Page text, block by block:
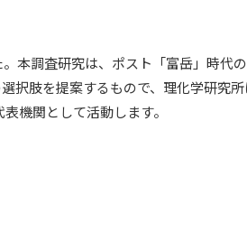
本調査研究は、ポスト「富岳」時代
肢を提案するもので、理化学研究所
機関として活動します。